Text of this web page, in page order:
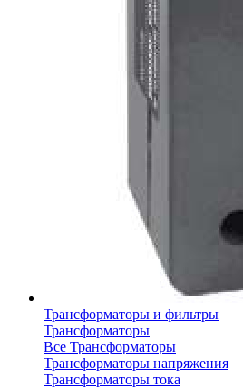
Трансформаторы и фильтры
Трансформаторы
Все Трансформаторы
Трансформаторы напряжения
Трансформаторы тока